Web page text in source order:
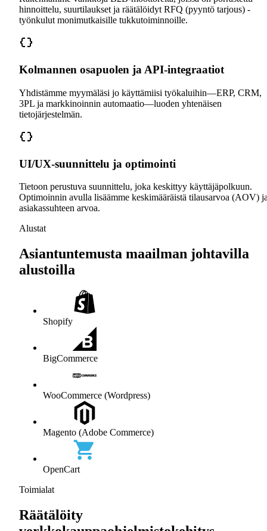
hinnoittelu, suurtilaukset ja räätälöidyt RFQ (pyyntö tarjous) -
työnkulut monimutkaisille tukkutoiminnoille.
Kolmannen osapuolen ja API-integraatiot
Yhdistämme myymäläsi jo käyttämiisi työkaluihin—ERP, CRM,
3PL ja markkinoinnin automaatio—luoden yhtenäisen
tietojärjestelmän.
UI/UX-suunnittelu ja optimointi
Tietoon perustuva suunnittelu, joka keskittyy käyttäjäpolkuun.
Optimoinnin avulla lisäämme keskimääräistä tilausarvoa (AOV)
asiakassuhteen arvoa.
Alustat
Asiantuntemusta maailman johtavilla
alustoilla
Shopify
BigCommerce
WooCommerce (Wordpress)
Magento (Adobe Commerce)
OpenCart
Toimialat
Räätälöity